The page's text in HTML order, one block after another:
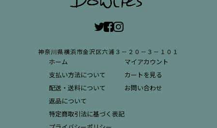
神奈川県横浜市金沢区六浦３－２０－３－１０１
ホーム
支払い方法について
配送・送料について
返品について
特定商取引法に基づく表記
マイアカウント
カートを見る
お問い合わせ